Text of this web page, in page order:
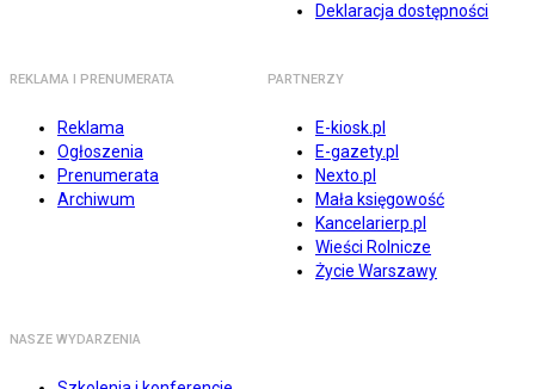
Deklaracja dostępności
REKLAMA I PRENUMERATA
Reklama
Ogłoszenia
Prenumerata
Archiwum
PARTNERZY
E-kiosk.pl
E-gazety.pl
Nexto.pl
Mała księgowość
Kancelarierp.pl
Wieści Rolnicze
Życie Warszawy
NASZE WYDARZENIA